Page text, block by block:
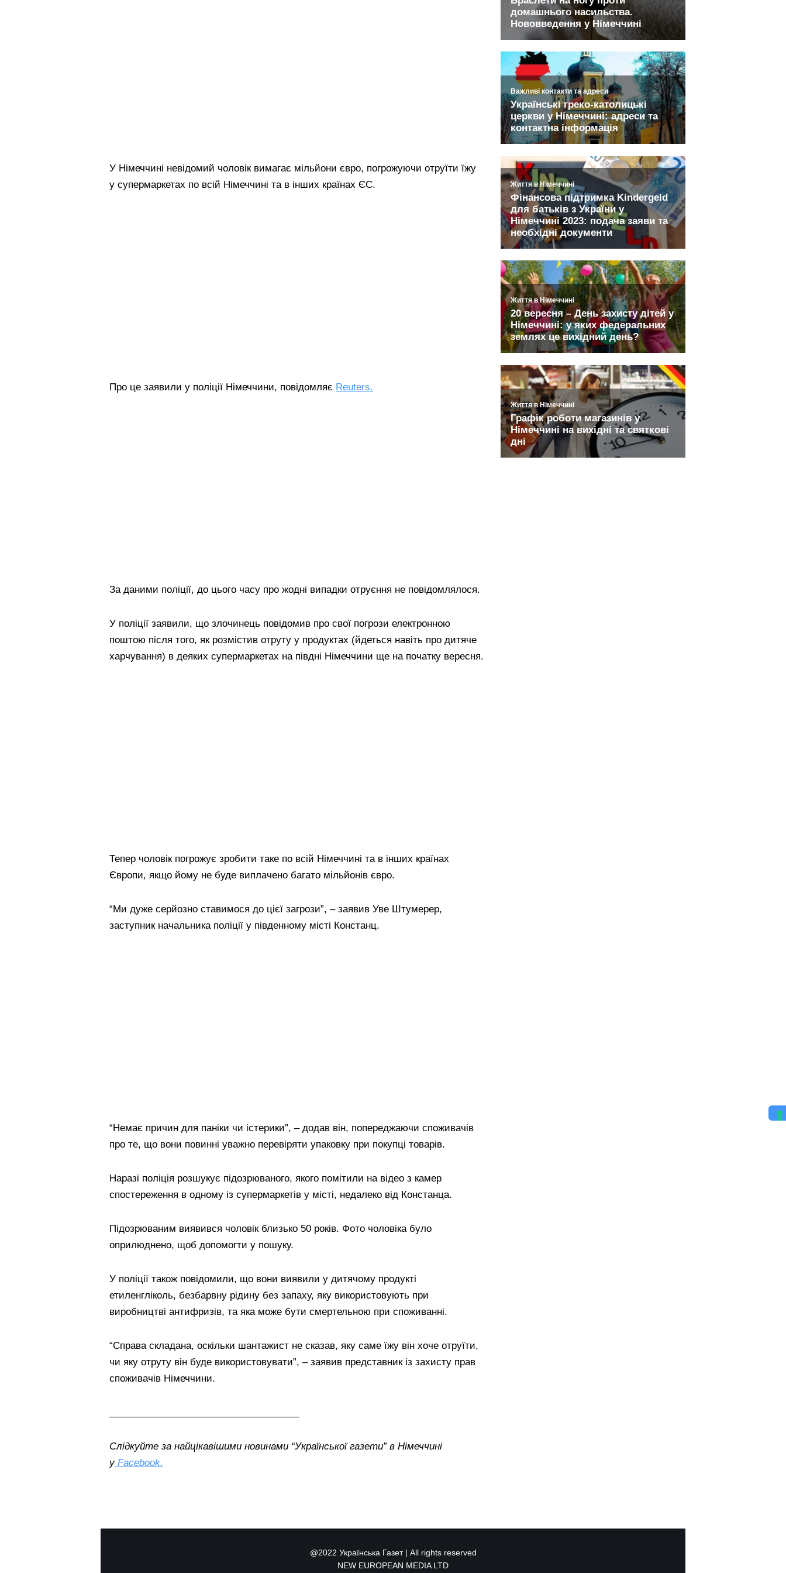
У Німеччині невідомий чоловік вимагає мільйони євро, погрожуючи отруїти їжу
у супермаркетах по всій Німеччині та в інших країнах ЄС.
Про це заявили у поліції Німеччини, повідомляє Reuters.
За даними поліції, до цього часу про жодні випадки отруєння не повідомлялося.
У поліції заявили, що злочинець повідомив про свої погрози електронною
поштою після того, як розмістив отруту у продуктах (йдеться навіть про дитяче
харчування) в деяких супермаркетах на півдні Німеччини ще на початку вересня.
Тепер чоловік погрожує зробити таке по всій Німеччині та в інших країнах
Європи, якщо йому не буде виплачено багато мільйонів євро.
“Ми дуже серйозно ставимося до цієї загрози”, – заявив Уве Штумерер,
заступник начальника поліції у південному місті Констанц.
“Немає причин для паніки чи істерики”, – додав він, попереджаючи споживачів
про те, що вони повинні уважно перевіряти упаковку при покупці товарів.
Наразі поліція розшукує підозрюваного, якого помітили на відео з камер
спостереження в одному із супермаркетів у місті, недалеко від Констанца.
Підозрюваним виявився чоловік близько 50 років. Фото чоловіка було
оприлюднено, щоб допомогти у пошуку.
У поліції також повідомили, що вони виявили у дитячому продукті
етиленгліколь, безбарвну рідину без запаху, яку використовують при
виробництві антифризів, та яка може бути смертельною при споживанні.
“Справа складана, оскільки шантажист не сказав, яку саме їжу він хоче отруїти,
чи яку отруту він буде використовувати”, – заявив представник із захисту прав
споживачів Німеччини.
Слідкуйте за найцікавішими новинами “Української газети” в Німеччині
уFacebook.
@2022 Українська Газет | All rights reserved
NEW EUROPEAN MEDIA LTD